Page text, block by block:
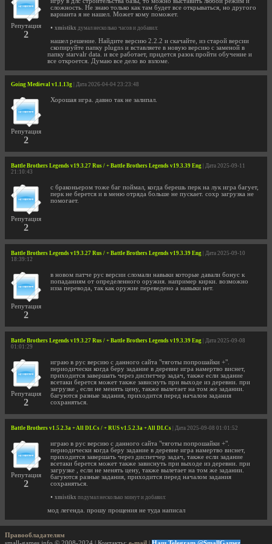
Репутация
2
сложность. Не знаю только как там будет все открываться, но другого
варианта я не нашел. Может кому поможет.
• xmistikx думал несколько часов и добавил:
нашел решение. Найдите версию 2.2.2 и скачайте, из старой версии
скопируйте папку plugns и вставляете в новую версию с заменой в
папку starvalr data. и все работает, придется разок пройти обучение и
все откроется. Думаю все дело во взломе.
Going Medieval v1.1.13g | Дата 2026-04-04 23:23:48
Репутация
2
Хорошая игра. давно так не залипал.
Battle Brothers Legends v19.3.27 Rus / + Battle Brothers Legends v19.3.39 Eng | Дата 2025-09-11
21:10:43
Репутация
2
с браконьером тоже баг поймал, когда берешь перк на лук игра багует,
перк не берется и в меню отряда больше не пускает. сохр загрузка не
помогает.
Battle Brothers Legends v19.3.27 Rus / + Battle Brothers Legends v19.3.39 Eng | Дата 2025-09-10
18:39:12
Репутация
2
в новом патче рус версии сломали навыки которые давали бонус к
попаданиям от определенного оружия. например кирки. возможно
изза перевода, так как оружие переведено а навыки нет.
Battle Brothers Legends v19.3.27 Rus / + Battle Brothers Legends v19.3.39 Eng | Дата 2025-09-08
01:01:29
Репутация
2
играю в рус версию с данного сайта "тяготы попрошайки +".
периодически когда беру задание в деревне игра намертво виснет,
приходится завершать через диспетчер задач, также если задание
всетаки берется может также зависнуть при выходе из деревни. при
загрузке , если не менять цену, также вылетает на том же задании.
багуются разные задания, приходится перед началом задания
сохраняться.
Battle Brothers v1.5.2.3a + All DLCs / + RUS v1.5.2.3a + All DLCs | Дата 2025-09-08 01:01:52
Репутация
2
играю в рус версию с данного сайта "тяготы попрошайки +".
периодически когда беру задание в деревне игра намертво виснет,
приходится завершать через диспетчер задач, также если задание
всетаки берется может также зависнуть при выходе из деревни. при
загрузке , если не менять цену, также вылетает на том же задании.
багуются разные задания, приходится перед началом задания
сохраняться.
• xmistikx подумал несколько минут и добавил:
мод легенда. прошу прощения не туда написал
Правообладателям